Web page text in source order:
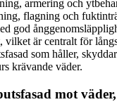
armering och
flagning och
god
vilket är centralt för
som håller,
krävande väder.
mot